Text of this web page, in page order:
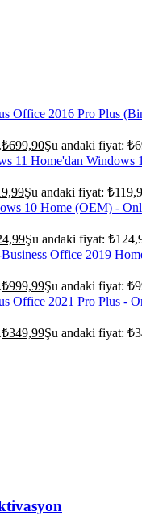
Office 2016 Pro Plus
₺699,90Şu andaki fiyat:
11 Home'dan Windows
Şu andaki fiyat:
10 Home (OEM) -
Şu andaki fiyat:
Office 2019
₺999,99Şu andaki fiyat:
Office 2021 Pro Plus -
₺349,99Şu andaki fiyat: